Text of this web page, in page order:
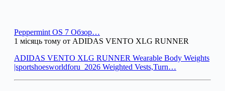
Peppermint OS 7 Обзор…
1 місяць тому от ADIDAS VENTO XLG RUNNER
ADIDAS VENTO XLG RUNNER Wearable Body Weights
|sportshoesworldforu_2026 Weighted Vests,Turn…